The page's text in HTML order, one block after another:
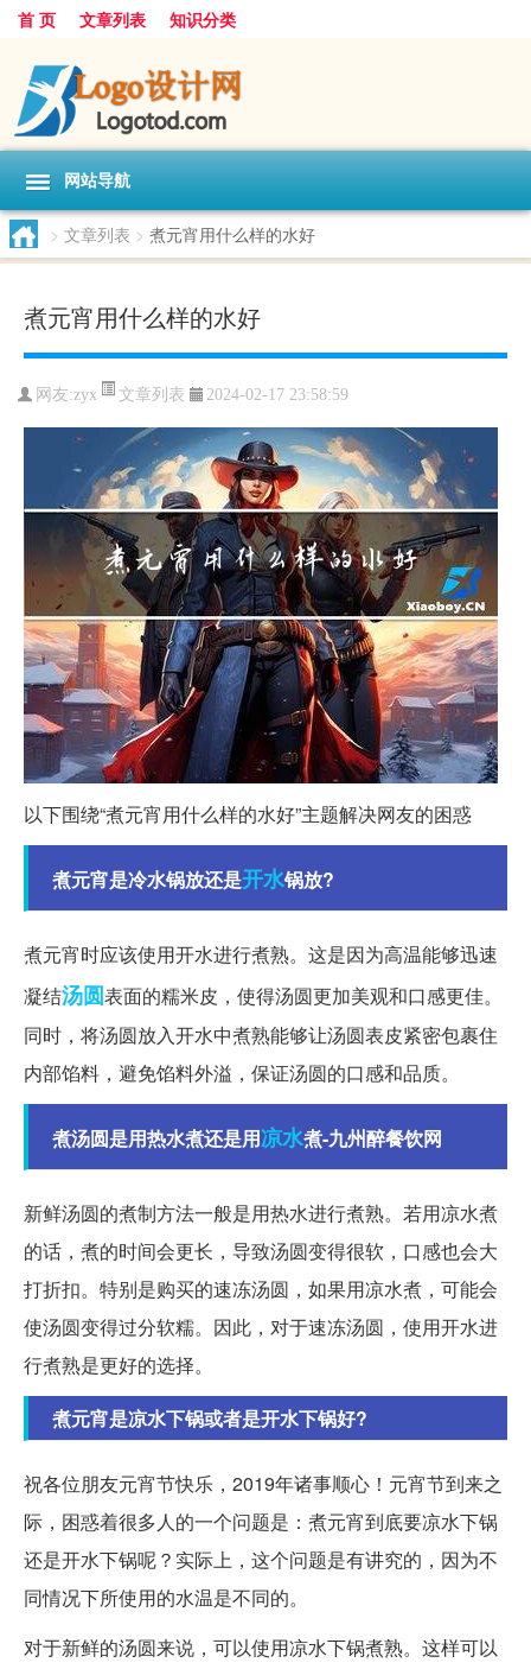
首 页 文章列表 知识分类
网站导航
> 文章列表 > 煮元宵用什么样的水好
煮元宵用什么样的水好
网友:zyx 文章列表 2024-02-17 23:58:59
以下围绕“煮元宵用什么样的水好”主题解决网友的困惑
煮元宵是冷水锅放还是开水锅放?
煮元宵时应该使用开水进行煮熟。这是因为高温能够迅速
凝结汤圆表面的糯米皮，使得汤圆更加美观和口感更佳。
同时，将汤圆放入开水中煮熟能够让汤圆表皮紧密包裹住
内部馅料，避免馅料外溢，保证汤圆的口感和品质。
煮汤圆是用热水煮还是用凉水煮-九州醉餐饮网
新鲜汤圆的煮制方法一般是用热水进行煮熟。若用凉水煮
的话，煮的时间会更长，导致汤圆变得很软，口感也会大
打折扣。特别是购买的速冻汤圆，如果用凉水煮，可能会
使汤圆变得过分软糯。因此，对于速冻汤圆，使用开水进
行煮熟是更好的选择。
煮元宵是凉水下锅或者是开水下锅好?
祝各位朋友元宵节快乐，2019年诸事顺心！元宵节到来之
际，困惑着很多人的一个问题是：煮元宵到底要凉水下锅
还是开水下锅呢？实际上，这个问题是有讲究的，因为不
同情况下所使用的水温是不同的。
对于新鲜的汤圆来说，可以使用凉水下锅煮熟。这样可以